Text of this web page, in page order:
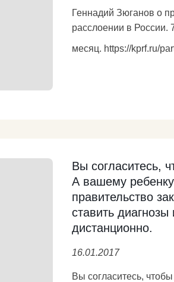
Геннадий Зюганов о
расслоении в России.
месяц. https://
Вы согласитесь,
А вашему
правительство
ставить
дистанционно.
16.01.2017
Вы согласитесь,